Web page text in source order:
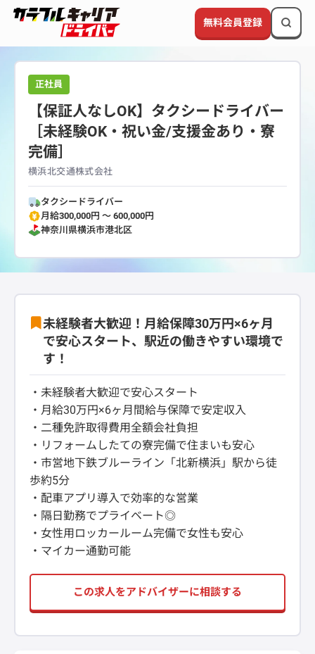
無料会員登録
正社員
【保証人なしOK】タクシードライバー
［未経験OK・祝い金/支援金あり・寮
完備］
横浜北交通株式会社
タクシードライバー
月給300,000円 〜 600,000円
神奈川県横浜市港北区
未経験者大歓迎！月給保障30万円×6ヶ月
で安心スタート、駅近の働きやすい環境で
す！
・未経験者大歓迎で安心スタート
・月給30万円×6ヶ月間給与保障で安定収入
・二種免許取得費用全額会社負担
・リフォームしたての寮完備で住まいも安心
・市営地下鉄ブルーライン「北新横浜」駅から徒
歩約5分
・配車アプリ導入で効率的な営業
・隔日勤務でプライベート◎
・女性用ロッカールーム完備で女性も安心
・マイカー通勤可能
この求人をアドバイザーに相談する